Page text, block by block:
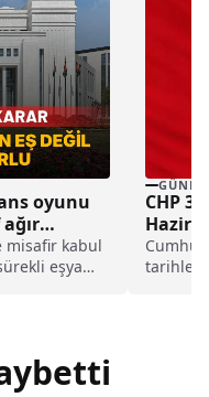
oyunu
misafir kabul
eşya
CHP